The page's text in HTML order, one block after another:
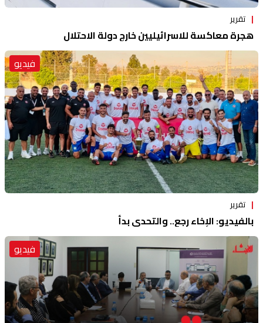
تقرير
هجرة معاكسة للاسرائيليين خارج دولة الاحتلال
فيديو
تقرير
بالفيديو: الإخاء رجع.. والتحدي بدأ
فيديو